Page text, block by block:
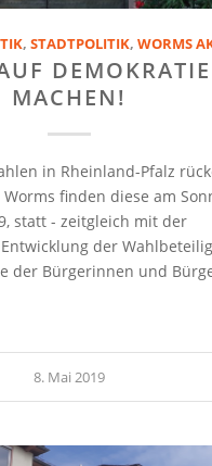
, STADTPOLITIK, WORMS
DEMOKRATIE
MACHEN!
in Rheinland-Pfalz
finden diese am
statt - zeitgleich mit der
der
der Bürgerinnen und
8. Mai 2019